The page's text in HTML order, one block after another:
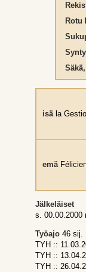
Rotu
isäla
emä
Jälkeläiset
s. 00.00.2000
Työajo 46 sij.
TYH ::
TYH ::
TYH ::